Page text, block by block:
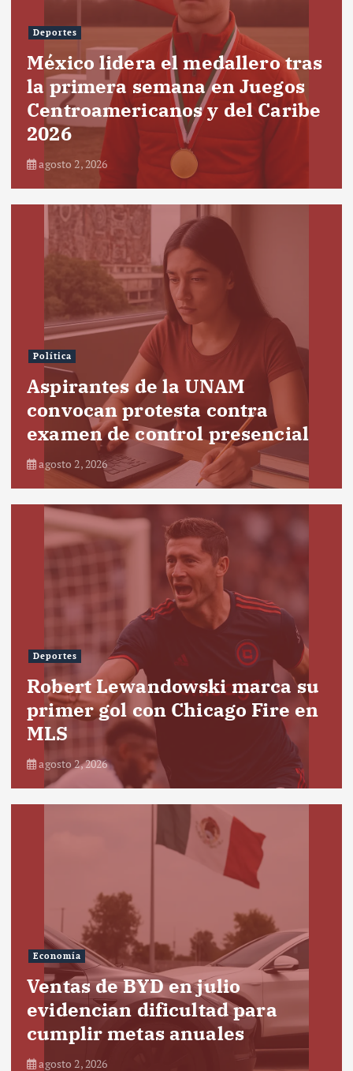
Deportes
México lidera el medallero tras
la primera semana en Juegos
Centroamericanos y del Caribe
2026
agosto 2, 2026
Política
Aspirantes de la UNAM
convocan protesta contra
examen de control presencial
agosto 2, 2026
Deportes
Robert Lewandowski marca su
primer gol con Chicago Fire en
MLS
agosto 2, 2026
Economía
Ventas de BYD en julio
evidencian dificultad para
cumplir metas anuales
agosto 2, 2026